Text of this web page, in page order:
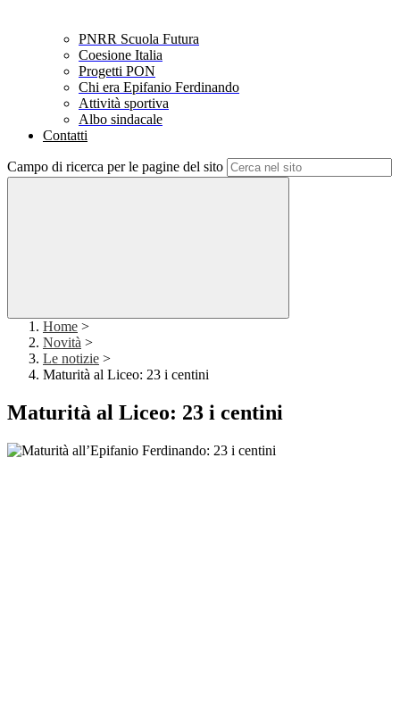
PNRR Scuola Futura
Coesione Italia
Progetti PON
Chi era Epifanio Ferdinando
Attività sportiva
Albo sindacale
Contatti
Campo di ricerca per le pagine del sito
Home >
Novità >
Le notizie >
Maturità al Liceo: 23 i centini
Maturità al Liceo: 23 i centini